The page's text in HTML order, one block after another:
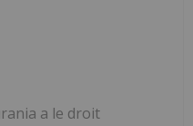
a le droit